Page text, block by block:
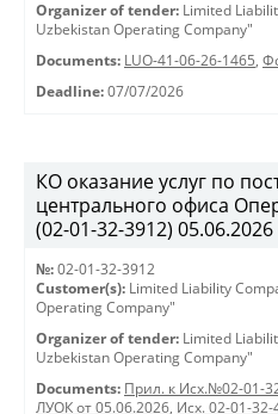
Organizer of tender: Limited
Uzbekistan Operating Company"
Documents: LUO-41-06-26-1465,
Deadline: 07/07/2026
КО оказание услуг по
центрального офиса
(02-01-32-3912)
№: 02-01-32-3912
Customer(s): Limited Liability
Operating Company"
Organizer of tender: Limited
Uzbekistan Operating Company"
Documents: Прил. к Исх.№02-01-
ЛУОК от 05.06.2026, Исх. 02-01-